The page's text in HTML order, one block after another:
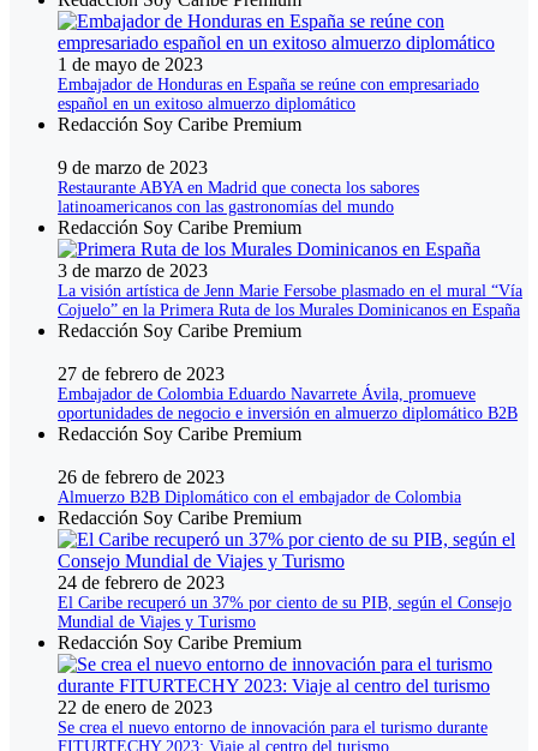
1 de mayo de 2023
Embajador de Honduras en España se reúne con empresariado
español en un exitoso almuerzo diplomático
Redacción Soy Caribe Premium
9 de marzo de 2023
Restaurante ABYA en Madrid que conecta los sabores
latinoamericanos con las gastronomías del mundo
Redacción Soy Caribe Premium
3 de marzo de 2023
La visión artística de Jenn Marie Fersobe plasmado en el mural “Vía
Cojuelo” en la Primera Ruta de los Murales Dominicanos en España
Redacción Soy Caribe Premium
27 de febrero de 2023
Embajador de Colombia Eduardo Navarrete Ávila, promueve
oportunidades de negocio e inversión en almuerzo diplomático B2B
Redacción Soy Caribe Premium
26 de febrero de 2023
Almuerzo B2B Diplomático con el embajador de Colombia
Redacción Soy Caribe Premium
24 de febrero de 2023
El Caribe recuperó un 37% por ciento de su PIB, según el Consejo
Mundial de Viajes y Turismo
Redacción Soy Caribe Premium
22 de enero de 2023
Se crea el nuevo entorno de innovación para el turismo durante
FITURTECHY 2023: Viaje al centro del turismo